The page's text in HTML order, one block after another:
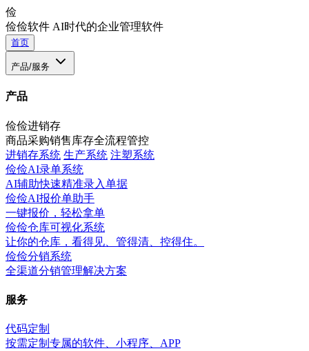
俭
俭俭软件 AI时代的企业管理软件
首页
产品/服务
产品
俭俭进销存
商品采购销售库存全流程管控
进销存系统 生产系统 注塑系统
俭俭AI录单系统
AI辅助快速精准录入单据
俭俭AI报价单助手
一键报价，轻松拿单
俭俭仓库可视化系统
让你的仓库，看得见、管得清、控得住。
俭俭分销系统
全渠道分销管理解决方案
服务
代码定制
按需定制专属的软件、小程序、APP